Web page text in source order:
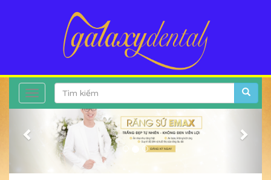
Toggle
navigation
Previous Next